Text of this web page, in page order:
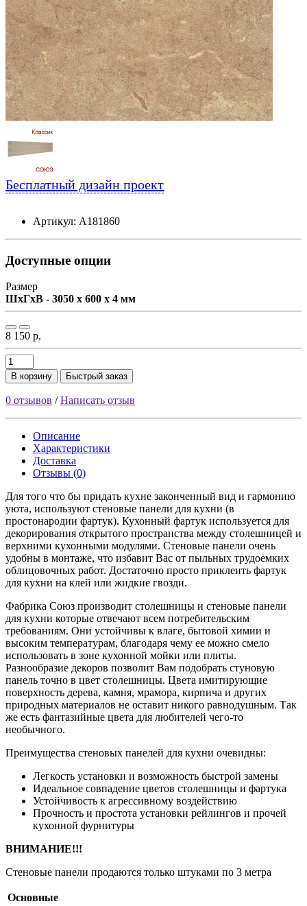
Бесплатный дизайн проект
Артикул: А181860
Доступные опции
Размер
ШxГxВ - 3050 x 600 x 4 мм
8 150 р.
В корзину Быстрый заказ
0 отзывов /Написать отзыв
Описание
Характеристики
Доставка
Отзывы (0)
Для того что бы придать кухне законченный вид и гармонию
уюта, используют стеновые панели для кухни (в
простонародии фартук). Кухонный фартук используется для
декорирования открытого пространства между столешницей и
верхними кухонными модулями. Стеновые панели очень
удобны в монтаже, что избавит Вас от пыльных трудоемких
облицовочных работ. Достаточно просто приклеить фартук
для кухни на клей или жидкие гвозди.
Фабрика Союз производит столешницы и стеновые панели
для кухни которые отвечают всем потребительским
требованиям. Они устойчивы к влаге, бытовой химии и
высоким температурам, благодаря чему ее можно смело
использовать в зоне кухонной мойки или плиты.
Разнообразие декоров позволит Вам подобрать стуновую
панель точно в цвет столешницы. Цвета имитирующие
поверхность дерева, камня, мрамора, кирпича и других
природных материалов не оставит никого равнодушным. Так
же есть фантазийные цвета для любителей чего-то
необычного.
Преимущества стеновых панелей для кухни очевидны:
Легкость установки и возможность быстрой замены
Идеальное совпадение цветов столешницы и фартука
Устойчивость к агрессивному воздействию
Прочность и простота установки рейлингов и прочей
кухонной фурнитуры
ВНИМАНИЕ!!!
Стеновые панели продаются только штуками по 3 метра
Основные